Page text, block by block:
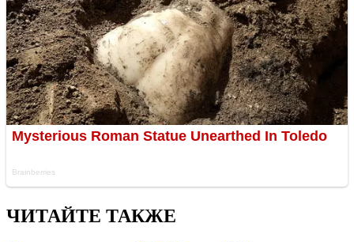
ЧИТАЙТЕ ТАКЖЕ